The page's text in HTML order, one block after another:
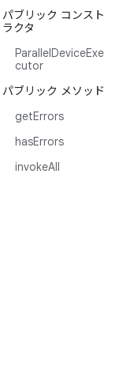
パブリック コンスト
ラクタ
ParallelDeviceExe
cutor
パブリック メソッド
getErrors
hasErrors
invokeAll